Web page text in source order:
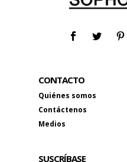
CONTACTO
Quiénes somos
Contáctenos
Medios
SUSCRÍBASE